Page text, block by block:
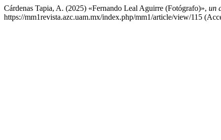
Cárdenas Tapia, A. (2025) «Fernando Leal Aguirre (Fotógrafo)», un
https://mm1revista.azc.uam.mx/index.php/mm1/article/view/115